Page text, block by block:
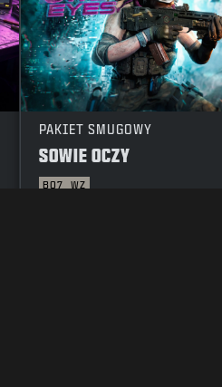
PAKIET SMUGOWY
SOWIE OCZY
BO7 WZ